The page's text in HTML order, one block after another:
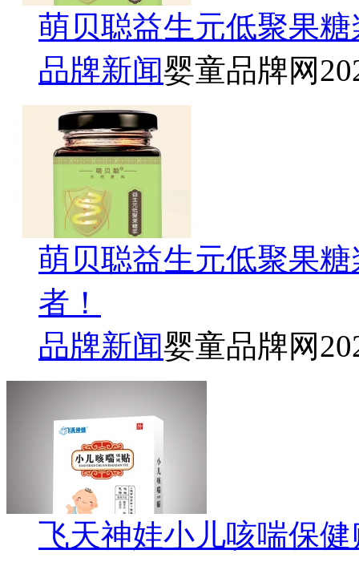
萌贝聪益生元低聚果
品牌新闻婴童品牌网
萌贝聪益生元低聚果
者！
品牌新闻婴童品牌网
飞天神娃小儿咳喘保